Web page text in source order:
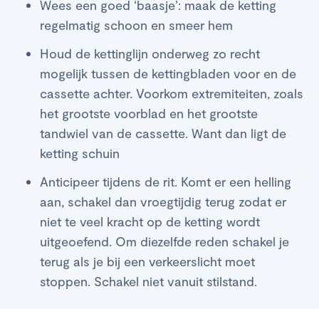
Wees een goed ‘baasje’: maak de ketting
regelmatig schoon en smeer hem
Houd de kettinglijn onderweg zo recht
mogelijk tussen de kettingbladen voor en de
cassette achter. Voorkom extremiteiten, zoals
het grootste voorblad en het grootste
tandwiel van de cassette. Want dan ligt de
ketting schuin
Anticipeer tijdens de rit. Komt er een helling
aan, schakel dan vroegtijdig terug zodat er
niet te veel kracht op de ketting wordt
uitgeoefend. Om diezelfde reden schakel je
terug als je bij een verkeerslicht moet
stoppen. Schakel niet vanuit stilstand.